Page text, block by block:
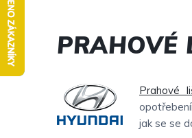
PRAHOVÉ
Prahové
jak se se